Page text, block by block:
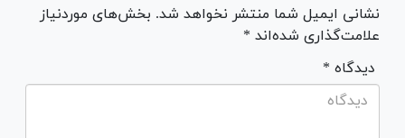
نشانی ایمیل شما منتشر نخواهد شد. بخش‌های موردنیاز
علامت‌گذاری شده‌اند *
* دیدگاه